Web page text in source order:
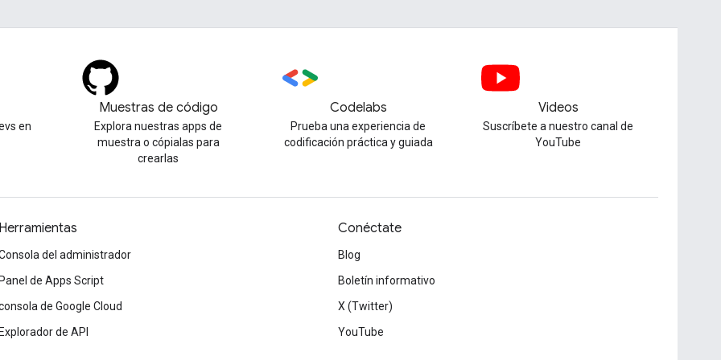
en
Muestras de código
Explora nuestras apps de
muestra o cópialas para
crearlas
Codelabs
Prueba una experiencia de
codificación práctica y guiada
Videos
Suscríbete a nuestro canal de
YouTube
Herramientas
del administrador
Panel de Apps Script
de Google Cloud
Explorador de API
Conéctate
Blog
Boletín informativo
X (Twitter)
YouTube